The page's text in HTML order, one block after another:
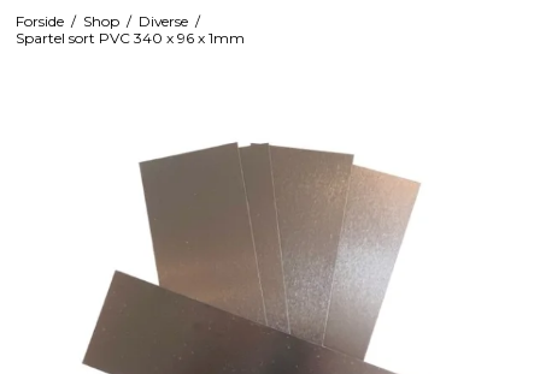
Forside / Shop / Diverse /
Spartel sort PVC 340 x 96 x 1mm